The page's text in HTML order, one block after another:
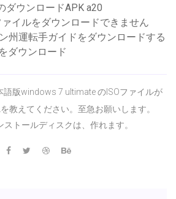
ダウンロードAPK a20
イルをダウンロードできません
州運転手ガイドをダウンロードする
ダウンロード
語版windows 7 ultimate のISOファイルが
教えてください。至急お願いします。
トールディスクは、作れます。